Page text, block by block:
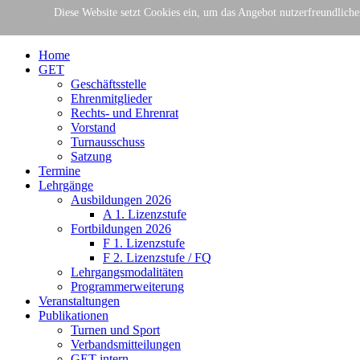
Gemeinschaft Essener Turnvereine e.V. Der Verband für Gymnastik +
Home
GET
Geschäftsstelle
Ehrenmitglieder
Rechts- und Ehrenrat
Vorstand
Turnausschuss
Satzung
Termine
Lehrgänge
Ausbildungen 2026
A 1. Lizenzstufe
Fortbildungen 2026
F 1. Lizenzstufe
F 2. Lizenzstufe / FQ
Lehrgangsmodalitäten
Programmerweiterung
Veranstaltungen
Publikationen
Turnen und Sport
Verbandsmitteilungen
Diese Website setzt Cookies ein, um das Angebot